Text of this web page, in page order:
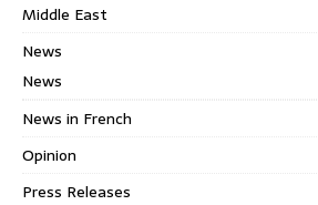
Middle East
News
News
News in French
Opinion
Press Releases